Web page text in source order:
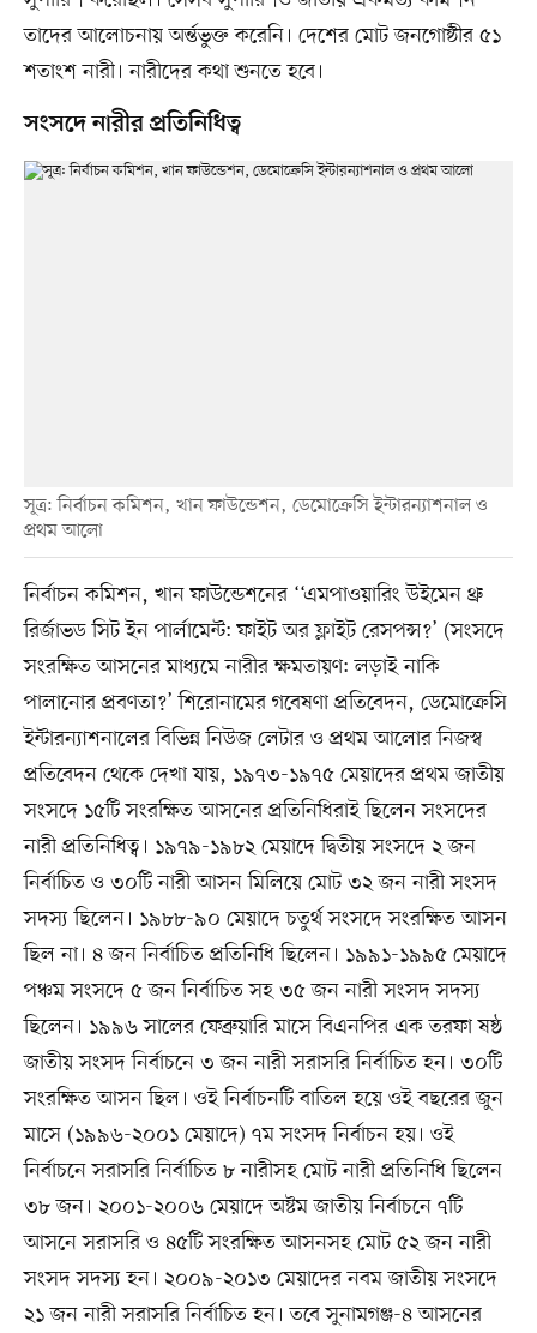
তাদের আলোচনায় অর্ন্তভুক্ত করেনি। দেশের মোট জনগোষ্ঠীর ৫১
শতাংশ নারী। নারীদের কথা শুনতে হবে।
সংসদে নারীর প্রতিনিধিত্ব
সূত্র: নির্বাচন কমিশন, খান ফাউন্ডেশন, ডেমোক্রেসি ইন্টারন্যাশনাল ও
প্রথম আলো
নির্বাচন কমিশন, খান ফাউন্ডেশনের ‘‘এমপাওয়ারিং উইমেন থ্রু
রির্জাভড সিট ইন পার্লামেন্ট: ফাইট অর ফ্লাইট রেসপন্স?’ (সংসদে
সংরক্ষিত আসনের মাধ্যমে নারীর ক্ষমতায়ণ: লড়াই নাকি
পালানোর প্রবণতা?’ শিরোনামের গবেষণা প্রতিবেদন, ডেমোক্রেসি
ইন্টারন্যাশনালের বিভিন্ন নিউজ লেটার ও প্রথম আলোর নিজস্ব
প্রতিবেদন থেকে দেখা যায়, ১৯৭৩-১৯৭৫ মেয়াদের প্রথম জাতীয়
সংসদে ১৫টি সংরক্ষিত আসনের প্রতিনিধিরাই ছিলেন সংসদের
নারী প্রতিনিধিত্ব। ১৯৭৯-১৯৮২ মেয়াদে দ্বিতীয় সংসদে ২ জন
নির্বাচিত ও ৩০টি নারী আসন মিলিয়ে মোট ৩২ জন নারী সংসদ
সদস্য ছিলেন। ১৯৮৮-৯০ মেয়াদে চতুর্থ সংসদে সংরক্ষিত আসন
ছিল না। ৪ জন নির্বাচিত প্রতিনিধি ছিলেন। ১৯৯১-১৯৯৫ মেয়াদে
পঞ্চম সংসদে ৫ জন নির্বাচিত সহ ৩৫ জন নারী সংসদ সদস্য
ছিলেন। ১৯৯৬ সালের ফেব্রুয়ারি মাসে বিএনপির এক তরফা ষষ্ঠ
জাতীয় সংসদ নির্বাচনে ৩ জন নারী সরাসরি নির্বাচিত হন। ৩০টি
সংরক্ষিত আসন ছিল। ওই নির্বাচনটি বাতিল হয়ে ওই বছরের জুন
মাসে (১৯৯৬-২০০১ মেয়াদে) ৭ম সংসদ নির্বাচন হয়। ওই
নির্বাচনে সরাসরি নির্বাচিত ৮ নারীসহ মোট নারী প্রতিনিধি ছিলেন
৩৮ জন। ২০০১-২০০৬ মেয়াদে অষ্টম জাতীয় নির্বাচনে ৭টি
আসনে সরাসরি ও ৪৫টি সংরক্ষিত আসনসহ মোট ৫২ জন নারী
সংসদ সদস্য হন। ২০০৯-২০১৩ মেয়াদের নবম জাতীয় সংসদে
২১ জন নারী সরাসরি নির্বাচিত হন। তবে সুনামগঞ্জ-৪ আসনের